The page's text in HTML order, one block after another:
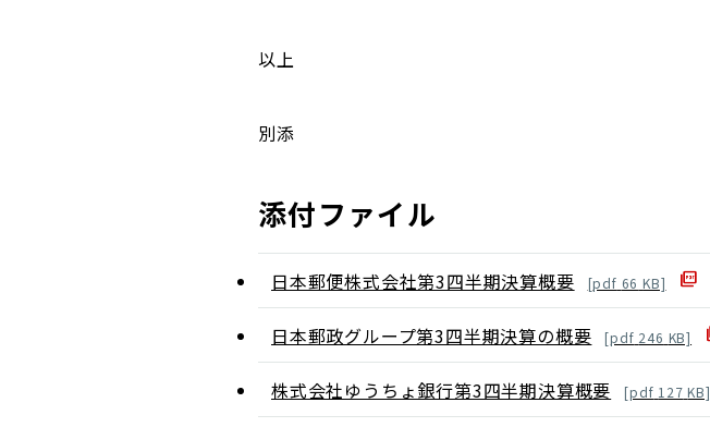
以上
別添
添付ファイル
日本郵便株式会社第3四半期決算概要 [pdf 66 KB]
日本郵政グループ第3四半期決算の概要 [pdf 246 KB]
株式会社ゆうちょ銀行第3四半期決算概要 [pdf 127 KB]